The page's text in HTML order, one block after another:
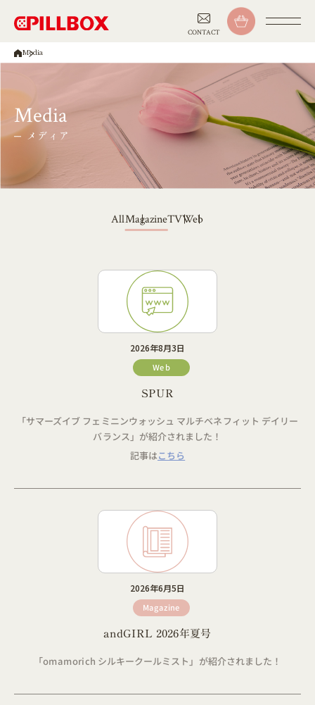
CONTACT
Media
Media
メディア
AllMagazineTVWeb
2026年8月3日
Web
SPUR
「サマーズイブ フェミニンウォッシュ マルチベネフィット デイリー
バランス」が紹介されました！
記事はこちら
2026年6月5日
Magazine
andGIRL 2026年夏号
「omamorich シルキークールミスト」が紹介されました！